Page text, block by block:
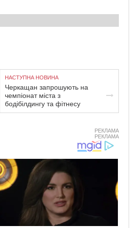
НАСТУПНА НОВИНА
Черкащан запрошують на
чемпіонат міста з
бодібілдингу та фітнесу
РЕКЛАМА
РЕКЛАМА